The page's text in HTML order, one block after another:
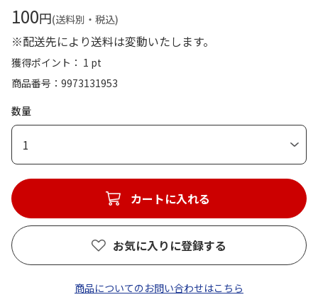
100円(送料別・税込)
※配送先により送料は変動いたします。
獲得ポイント： 1 pt
商品番号
9973131953
数量
1
カートに入れる
お気に入りに登録する
商品についてのお問い合わせはこちら